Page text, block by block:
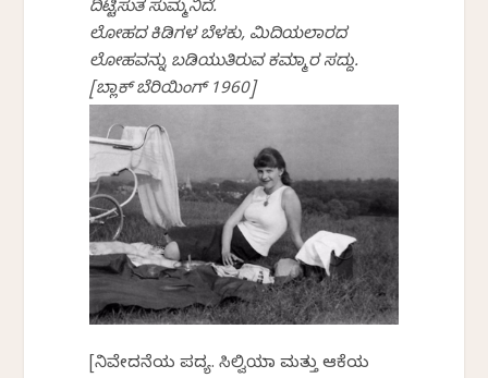
ದಿಟ್ಟಿಸುತ ಸುಮ್ಮನಿದೆ.
ಲೋಹದ ಕಿಡಿಗಳ ಬೆಳಕು, ಮಿದಿಯಲಾರದ
ಲೋಹವನ್ನು ಬಡಿಯುತಿರುವ ಕಮ್ಮಾರ ಸದ್ದು.
[ಬ್ಲಾಕ್ ಬೆರಿಯಿಂಗ್ 1960]
[ನಿವೇದನೆಯ ಪದ್ಯ. ಸಿಲ್ವಿಯಾ ಮತ್ತು ಆಕೆಯ